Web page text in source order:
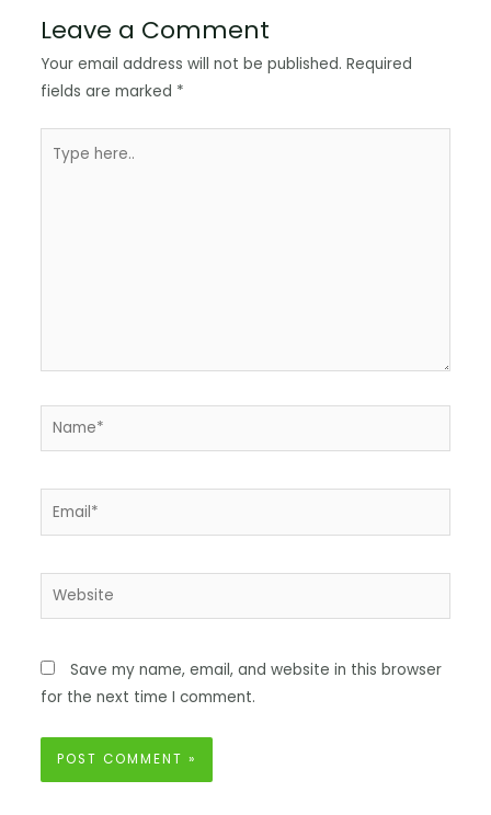
Leave a Comment
Your email address will not be published. Required
fields are marked *
Save my name, email, and website in this browser
for the next time I comment.